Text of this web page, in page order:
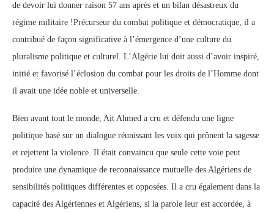
de devoir lui donner raison 57 ans après et un bilan désastreux du
régime militaire !Précurseur du combat politique et démocratique, il a
contribué de façon significative à l’émergence d’une culture du
pluralisme politique et culturel. L’Algérie lui doit aussi d’avoir inspiré,
initié et favorisé l’éclosion du combat pour les droits de l’Homme dont
il avait une idée noble et universelle.
Bien avant tout le monde, Ait Ahmed a cru et défendu une ligne
politique basé sur un dialogue réunissant les voix qui prônent la sagesse
et rejettent la violence. Il était convaincu que seule cette voie peut
produire une dynamique de reconnaissance mutuelle des Algériens de
sensibilités politiques différentes et opposées. Il a cru également dans la
capacité des Algériennes et Algériens, si la parole leur est accordée, à